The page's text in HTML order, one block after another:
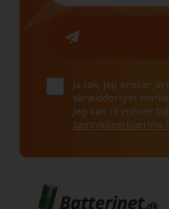
Ja tak, jeg ønsker
skræddersyet
Jeg kan til enhver
samtykkeerklæring